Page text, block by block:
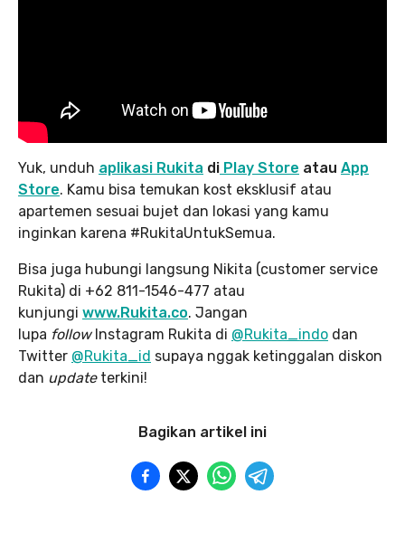
Yuk, unduh aplikasi Rukita di Play Store atau App
Store. Kamu bisa temukan kost eksklusif atau
apartemen sesuai bujet dan lokasi yang kamu
inginkan karena #RukitaUntukSemua.
Bisa juga hubungi langsung Nikita (customer service
Rukita) di +62 811-1546-477 atau
kunjungi www.Rukita.co. Jangan
lupa followInstagram Rukita di @Rukita_indo dan
Twitter @Rukita_id supaya nggak ketinggalan diskon
dan update terkini!
Bagikan artikel ini